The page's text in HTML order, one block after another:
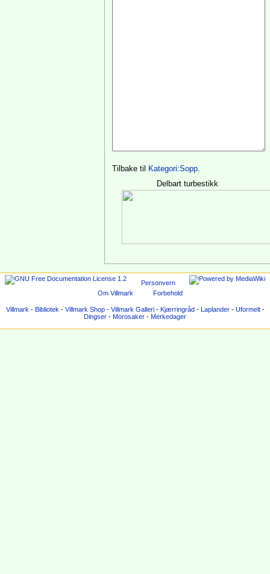
Tilbake til Kategori:Sopp
Delbart turbestikk
Personvern
Om Villmark
Forbehold
Villmark - Bibliotek - Villmark Shop- Villmark Galleri- Kjærringråd- Laplander- Uformelt-
Dingser - Morosaker - Merkedager